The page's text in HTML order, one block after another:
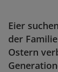
Eier
der
Ostern